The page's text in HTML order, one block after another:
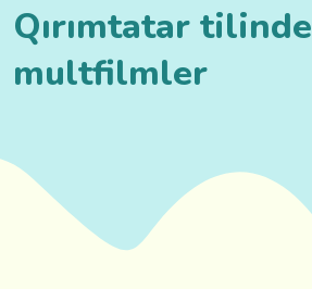
Qırımtatar tilinde
multfilmler